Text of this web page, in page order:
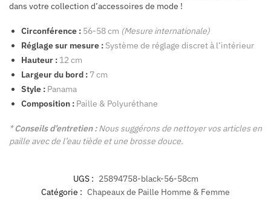
dans votre collection d’accessoires de mode !
Circonférence : 56-58 cm (Mesure internationale)
Réglage sur mesure : Système de réglage discret à l’intérieur
Hauteur : 12 cm
Largeur du bord : 7 cm
Style : Panama
Composition : Paille & Polyuréthane
*Conseils d’entretien :Nous suggérons de nettoyer vos articles en
paille avec de l’eau tiède et une brosse douce.
UGS : 25894758-black-56-58cm
Catégorie : Chapeaux de Paille Homme & Femme